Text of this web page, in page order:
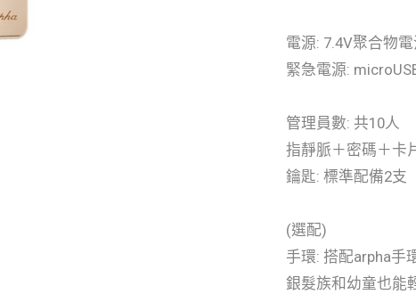
電源: 7.4V聚合物
緊急電源:
管理員數: 共10人
指靜脈＋密碼＋卡
鑰匙: 標準配備2支
(選配)
手環: 搭配arpha手
銀髮族和幼童也能